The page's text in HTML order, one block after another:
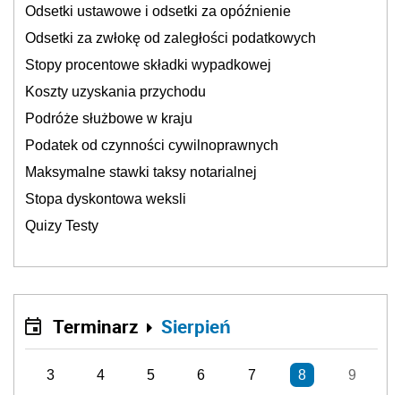
Odsetki ustawowe i odsetki za opóźnienie
Odsetki za zwłokę od zaległości podatkowych
Stopy procentowe składki wypadkowej
Koszty uzyskania przychodu
Podróże służbowe w kraju
Podatek od czynności cywilnoprawnych
Maksymalne stawki taksy notarialnej
Stopa dyskontowa weksli
Quizy Testy
Terminarz Sierpień
3 4 5 6 7 8 9